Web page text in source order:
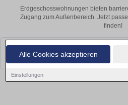
Alle Cookies akzeptieren
Einstellungen
Erdgeschosswohnungen bieten
Zugang zum Außenbereich. Jetzt
finden!
Leider konnten wir derzeit keine
bald wieder vorbei!